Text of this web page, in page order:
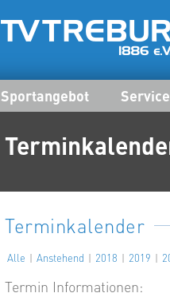
Sportangebot
Terminkalender
Alle Anstehend 2018 2019
Termin Informationen: